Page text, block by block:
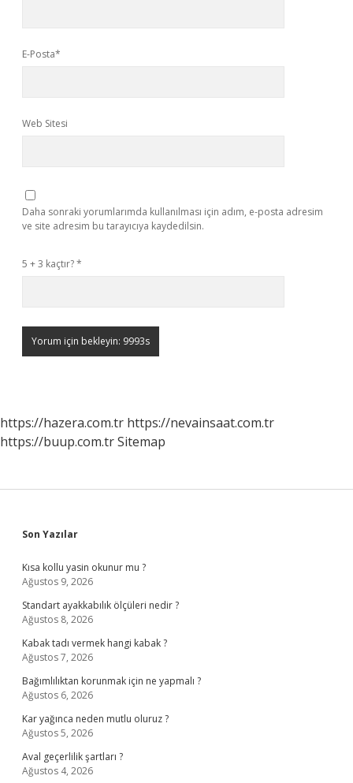
E-Posta*
Web Sitesi
Daha sonraki yorumlarımda kullanılması için adım, e-posta adresim
ve site adresim bu tarayıcıya kaydedilsin.
5 + 3 kaçtır?*
https://hazera.com.tr https://nevainsaat.com.tr
https://buup.com.trSitemap
Sidebar
Son Yazılar
Kısa kollu yasin okunur mu ?
Ağustos 9, 2026
Standart ayakkabılık ölçüleri nedir ?
Ağustos 8, 2026
Kabak tadı vermek hangi kabak ?
Ağustos 7, 2026
Bağımlılıktan korunmak için ne yapmalı ?
Ağustos 6, 2026
Kar yağınca neden mutlu oluruz ?
Ağustos 5, 2026
Aval geçerlilik şartları ?
Ağustos 4, 2026